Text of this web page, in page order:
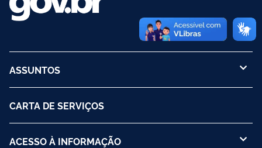
ASSUNTOS
CARTA DE SERVIÇOS
ACESSO À INFORMAÇÃO